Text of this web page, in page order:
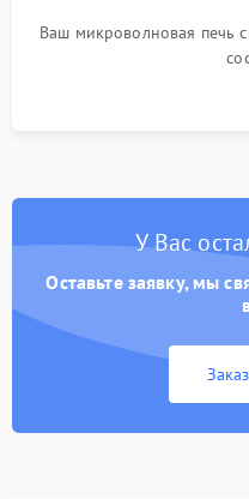
Ваш микроволновая печь
У Вас
Оставьте заявку, мы